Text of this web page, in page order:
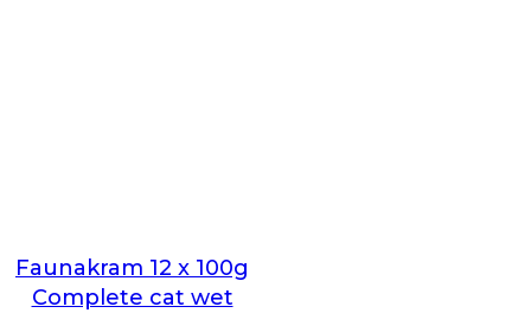
Faunakram 12 x 100g
Complete cat wet